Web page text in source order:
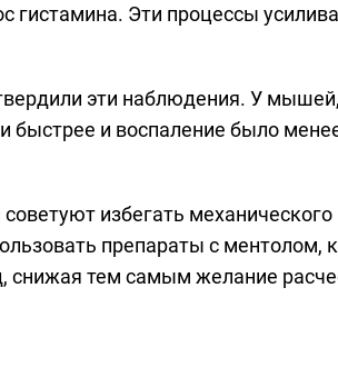
гистамина. Эти процессы
эти наблюдения. У мышей,
быстрее и воспаление было
избегать механического
препараты с ментолом,
тем самым желание